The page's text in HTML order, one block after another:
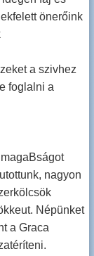
önerőink
a szivhez
foglalni a
nagyon
Népünket
a Graca